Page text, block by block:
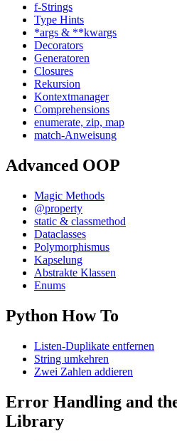
f-Strings
Type Hints
*args & **kwargs
Decorators
Generatoren
Closures
Rekursion
Kontextmanager
Comprehensions
enumerate, zip, map
match-Anweisung
Advanced OOP
Magic Methods
@property
static & classmethod
Dataclasses
Polymorphismus
Kapselung
Abstrakte Klassen
Enums
Python How To
Listen-Duplikate entfernen
String umkehren
Zwei Zahlen addieren
Error Handling and
Library